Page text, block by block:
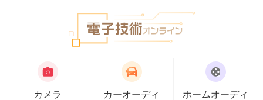
カメラ
カーオーディ
ホームオーディ